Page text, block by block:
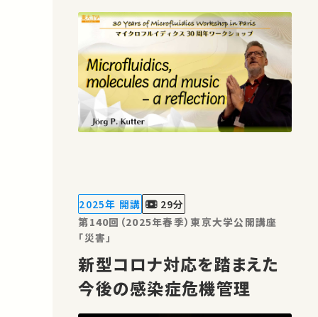
2025年 開講
29分
第140回（2025年春季）東京大学公開講座
「災害」
新型コロナ対応を踏まえた
今後の感染症危機管理